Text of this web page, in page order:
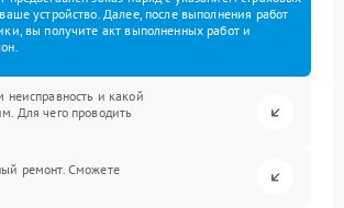
устройство. Далее, после выполнения работ
вы получите акт выполненных работ и
и какой
Для чего проводить
ремонт. Сможете